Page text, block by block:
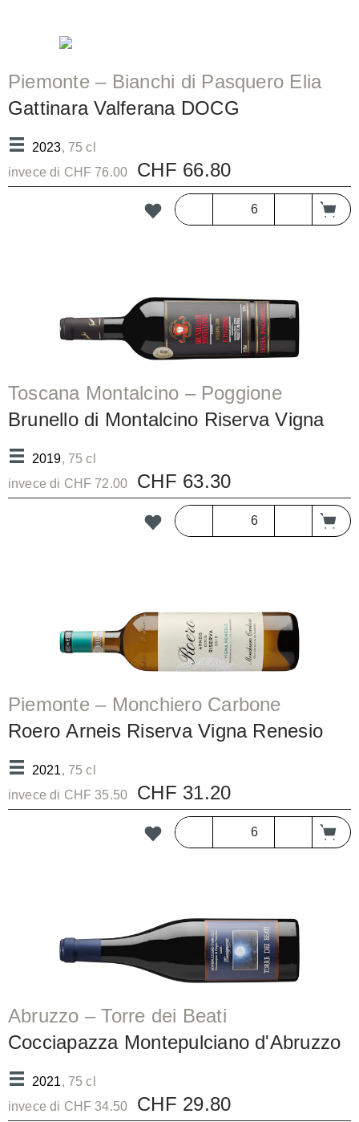
Piemonte – Bianchi di Pasquero Elia
Gattinara Valferana DOCG
2023, 75 cl
invece di CHF 76.00
CHF 66.80
Toscana Montalcino – Poggione
Brunello di Montalcino Riserva Vigna
Paganelli DOCG/b
2019, 75 cl
invece di CHF 72.00
CHF 63.30
Piemonte – Monchiero Carbone
Roero Arneis Riserva Vigna Renesio
DOCG
2021, 75 cl
invece di CHF 35.50
CHF 31.20
Abruzzo – Torre dei Beati
Cocciapazza Montepulciano d'Abruzzo
Riserva DOC/bc
2021, 75 cl
invece di CHF 34.50
CHF 29.80